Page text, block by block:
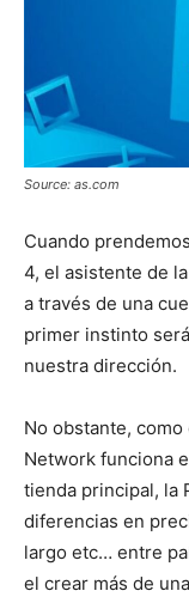
Source: as.com
Cuando
4, el asistente de
a través de una
primer instinto
nuestra dirección.
No obstante,
Network funciona
tienda principal, la
diferencias en
largo etc… entre
el crear más de